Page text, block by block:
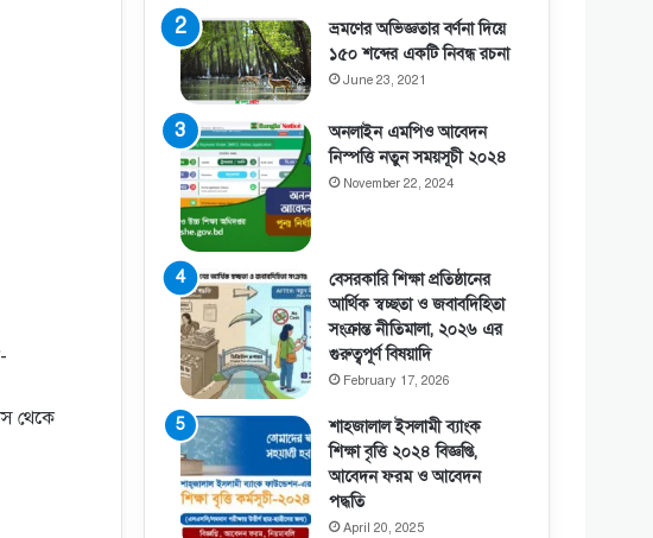
থেকে
ভ্রমণের অভিজ্ঞতার বর্ণনা দিয়ে
১৫০ শব্দের একটি নিবন্ধ রচনা
June 23, 2021
অনলাইন এমপিও আবেদন
নিস্পত্তি নতুন সময়সূচী ২০২৪
November 22, 2024
বেসরকারি শিক্ষা প্রতিষ্ঠানের
আর্থিক স্বচ্ছতা ও জবাবদিহিতা
সংক্রান্ত নীতিমালা, ২০২৬ এর
গুরুত্বপূর্ণ বিষয়াদি
February 17, 2026
শাহজালাল ইসলামী ব্যাংক
শিক্ষা বৃত্তি ২০২৪ বিজ্ঞপ্তি,
আবেদন ফরম ও আবেদন
পদ্ধতি
April 20, 2025